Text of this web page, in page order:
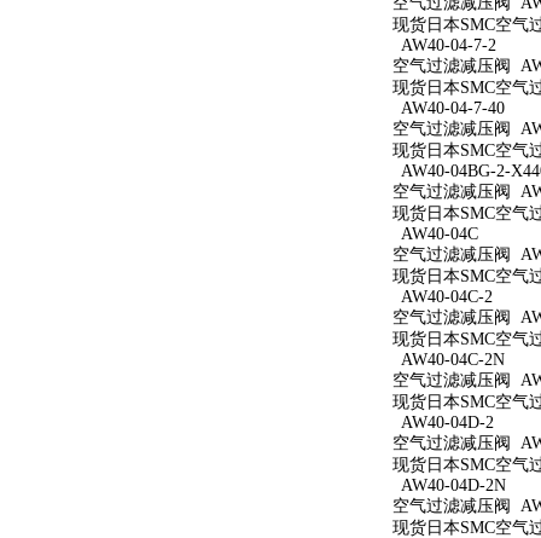
现货日本SMC空气
AW40-04-7-2
空气过滤减压阀
现货日本SMC空气
AW40-04-7-40
空气过滤减压阀
现货日本SMC空气
AW40-04BG-2-
空气过滤减压阀
现货日本SMC空气
AW40-04C
空气过滤减压阀
现货日本SMC空气
AW40-04C-2
空气过滤减压阀
现货日本SMC空气
AW40-04C-2N
空气过滤减压阀
现货日本SMC空气
AW40-04D-2
空气过滤减压阀
现货日本SMC空气
AW40-04D-2N
空气过滤减压阀
现货日本SMC空气